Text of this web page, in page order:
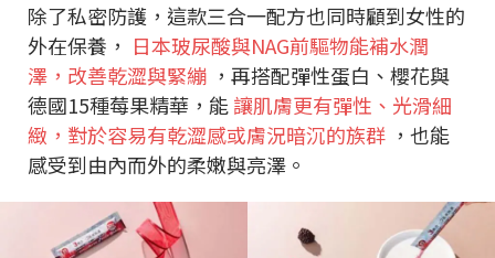
除了私密防護，這款三合一配方也同時顧到女性的
外在保養， 日本玻尿酸與NAG前驅物能補水潤
澤，改善乾澀與緊繃 ，再搭配彈性蛋白、櫻花與
德國15種莓果精華，能讓肌膚更有彈性、光滑細
緻，對於容易有乾澀感或膚況暗沉的族群 ，也能
感受到由內而外的柔嫩與亮澤。